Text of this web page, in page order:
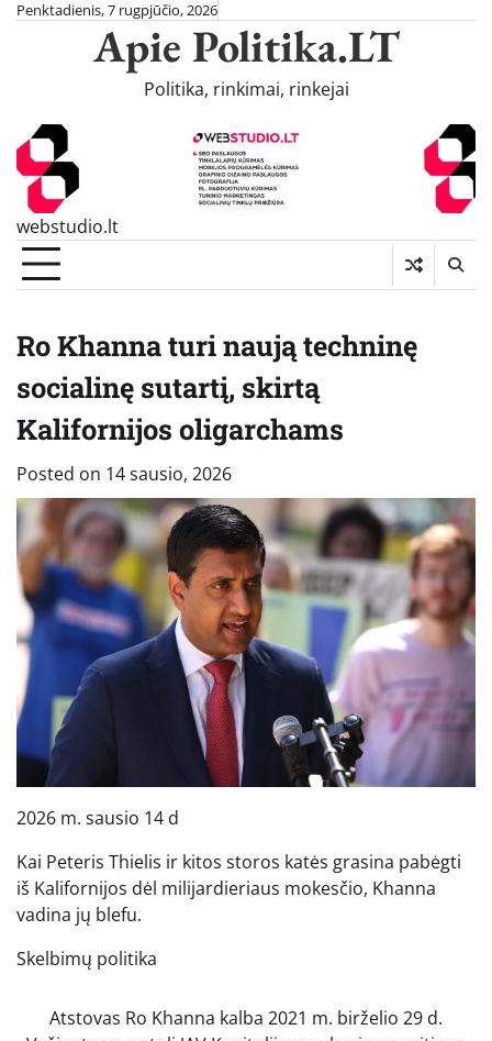
SkipPenktadienis, 7 rugpjūčio, 2026
Apie Politika.LT
Politika, rinkimai, rinkejai
webstudio.lt
Ro Khanna turi naują techninę
socialinę sutartį, skirtą
Kalifornijos oligarchams
Posted on 14 sausio, 2026
2026 m. sausio 14 d
Kai Peteris Thielis ir kitos storos katės grasina pabėgti
iš Kalifornijos dėl milijardieriaus mokesčio, Khanna
vadina jų blefu.
Skelbimų politika
Atstovas Ro Khanna kalba 2021 m. birželio 29 d.